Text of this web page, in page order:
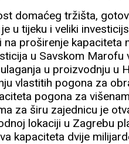
domaćeg tržišta,
u tijeku i veliki
na proširenje kapaciteta
u Savskom
u proizvodnju u
vlastitih pogona za
pogona za
za širu zajednicu je
lokaciji u Zagrebu
kapaciteta dvije